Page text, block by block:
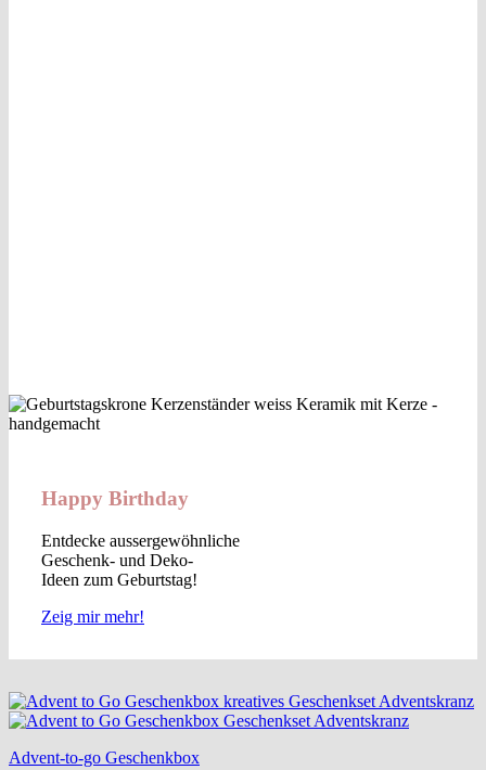
Happy Birthday
Entdecke aussergewöhnliche
Geschenk- und Deko-
Ideen zum Geburtstag!
Zeig mir mehr!
Advent-to-go Geschenkbox